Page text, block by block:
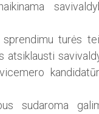
turės
atsiklausti
sudaroma